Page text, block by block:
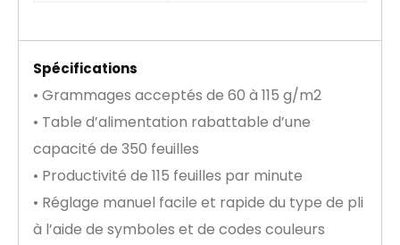
Spécifications
• Grammages acceptés de 60 à 115 g/m2
• Table d’alimentation rabattable d’une
capacité de 350 feuilles
• Productivité de 115 feuilles par minute
• Réglage manuel facile et rapide du type de pli
à l’aide de symboles et de codes couleurs